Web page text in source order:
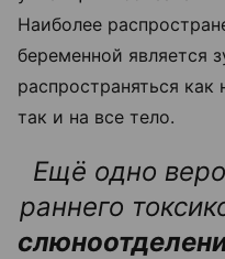
Наиболее
беременной является
распространяться как
так и на все тело.
Ещё одно
раннего